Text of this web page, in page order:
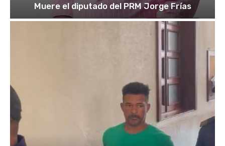
Muere el diputado del PRM Jorge Frías